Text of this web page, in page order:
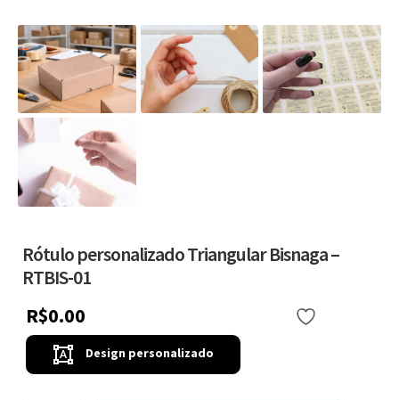
Rótulo personalizado Triangular Bisnaga –
RTBIS-01
R$0.00
Design personalizado